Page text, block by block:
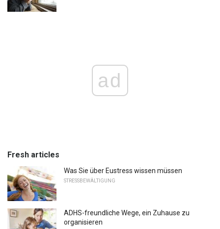
ad
Fresh articles
Was Sie über Eustress wissen müssen
STRESSBEWÄLTIGUNG
ADHS-freundliche Wege, ein Zuhause zu
organisieren